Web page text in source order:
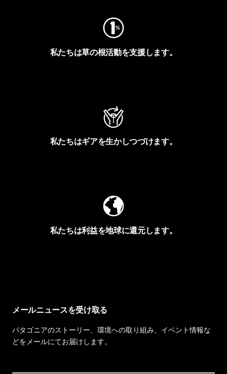
私たちは草の根活動を支援します。
私たちはギアを生かしつづけます。
私たちは利益を地球に還元します。
メールニュースを受け取る
パタゴニアのストーリー、環境への取り組み、イベント情報な
どをメールにてお届けします。